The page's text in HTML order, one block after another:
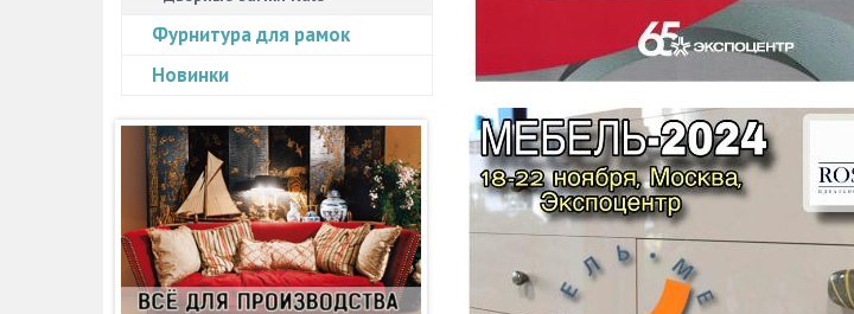
Фурнитура для рамок
Новинки